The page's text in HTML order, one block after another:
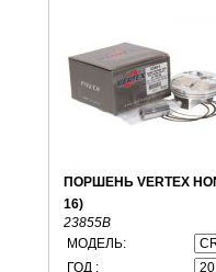
ПОРШЕНЬ VERTEX
16)
23855B
МОДЕЛЬ:
ГОД :